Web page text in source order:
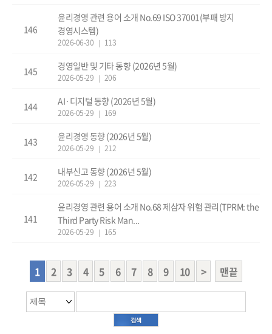
146
윤리경영 관련 용어 소개 No.69 ISO 37001(부패 방지
경영시스템)
2026-06-30 | 113
145 경영일반 및 기타 동향 (2026년 5월)
2026-05-29 | 206
144 AI·디지털 동향 (2026년 5월)
2026-05-29 | 169
143 윤리경영 동향 (2026년 5월)
2026-05-29 | 212
142 내부신고 동향 (2026년 5월)
2026-05-29 | 223
141
윤리경영 관련 용어 소개 No.68 제삼자 위험 관리(TPRM: the
Third Party Risk Man...
2026-05-29 | 165
1 2 3 4 5 6 7 8 9 10 > 맨끝